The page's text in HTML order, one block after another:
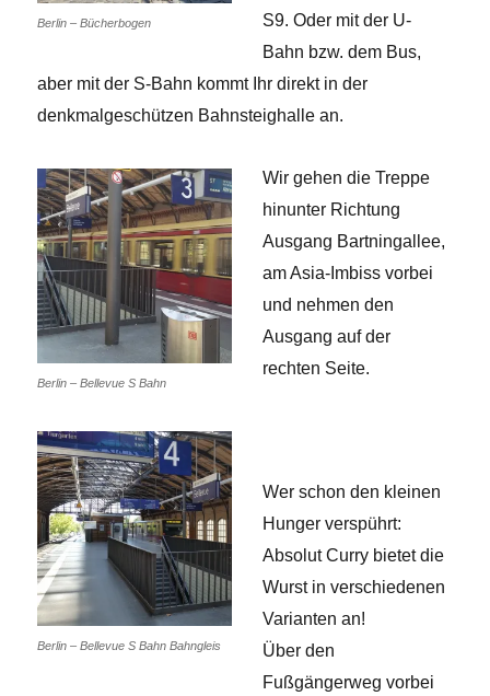
Berlin – Bücherbogen
S9. Oder mit der U-
Bahn bzw. dem Bus,
aber mit der S-Bahn kommt Ihr direkt in der
denkmalgeschützen Bahnsteighalle an.
Berlin – Bellevue S Bahn
Berlin – Bellevue S Bahn Bahngleis
Wir gehen die Treppe
hinunter Richtung
Ausgang Bartningallee,
am Asia-Imbiss vorbei
und nehmen den
Ausgang auf der
rechten Seite.
Wer schon den kleinen
Hunger verspührt:
Absolut Curry bietet die
Wurst in verschiedenen
Varianten an!
Über den
Fußgängerweg vorbei